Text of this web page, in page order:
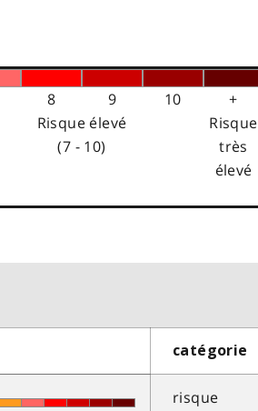
8 9 10
+
Risque élevé
(7 - 10)
Risque
très
élevé
catégorie
risque